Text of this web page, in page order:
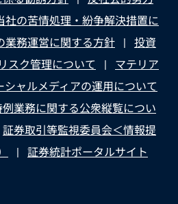
社の苦情処理・紛争解決措置に
業務運営に関する方針
投資
スク管理について
マテリア
シャルメディアの運用について
業務に関する公衆縦覧につい
証券取引等監視委員会＜情報提
証券統計ポータルサイト